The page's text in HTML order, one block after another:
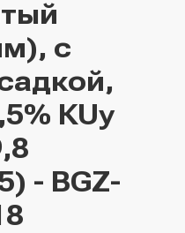
с
КUу
- BGZ-